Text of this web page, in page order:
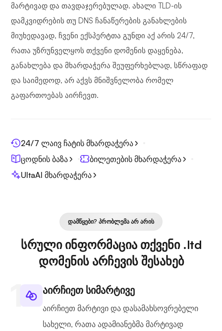
მარტივად და თავდაჯერებულად. ახალი TLD-ის
დამკვიდრების თუ DNS ჩანაწერების განახლების
მიუხედავად, ჩვენი ექსპერტთა გუნდი აქ არის 24/7,
რათა უზრუნველყოს თქვენი დომენის დაყენება,
განახლება და მხარდაჭერა შეუფერხებლად, სწრაფად
და საიმედოდ, არ აქვს მნიშვნელობა რომელ
გაფართოებას აირჩევთ.
24/7 ლაივ ჩატის მხარდაჭერა
ცოდნის ბაზა
ბილეთების მხარდაჭერა
UltaAI მხარდაჭერა
ᲓᲐᲛᲬᲧᲔᲑᲘ? ᲞᲠᲝᲑᲚᲔᲛᲐ ᲐᲠ ᲐᲠᲘᲡ
სრული ინფორმაცია თქვენი .ltd
დომენის არჩევის შესახებ
აირჩიეთ სიმარტივე
აირჩიეთ მარტივი და დასამახსოვრებელი
სახელი, რათა ადამიანებმა მარტივად